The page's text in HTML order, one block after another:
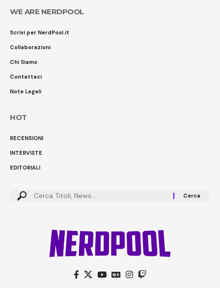
WE ARE NERDPOOL
Scrivi per NerdPool.it
Collaborazioni
Chi Siamo
Contattaci
Note Legali
HOT
RECENSIONI
INTERVISTE
EDITORIALI